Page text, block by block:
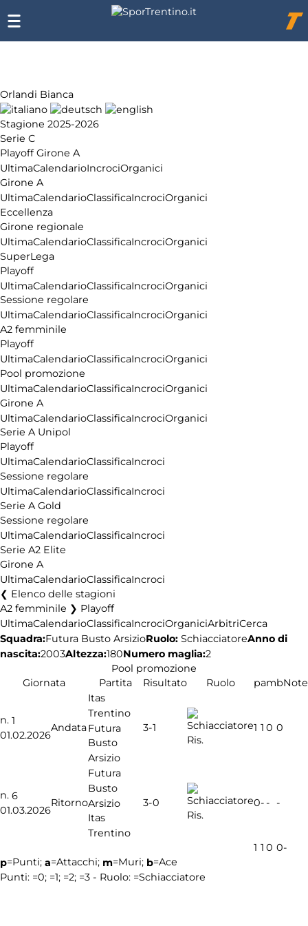
Orlandi Bianca
Stagione 2025-2026
Serie C
Playoff Girone A
UltimaCalendarioIncrociOrganici
Girone A
UltimaCalendarioClassificaIncrociOrganici
Eccellenza
Girone regionale
UltimaCalendarioClassificaIncrociOrganici
SuperLega
Playoff
UltimaCalendarioClassificaIncrociOrganici
Sessione regolare
UltimaCalendarioClassificaIncrociOrganici
A2 femminile
Playoff
UltimaCalendarioClassificaIncrociOrganici
Pool promozione
UltimaCalendarioClassificaIncrociOrganici
Girone A
UltimaCalendarioClassificaIncrociOrganici
Serie A Unipol
Playoff
UltimaCalendarioClassificaIncroci
Sessione regolare
UltimaCalendarioClassificaIncroci
Serie A Gold
Sessione regolare
UltimaCalendarioClassificaIncroci
Serie A2 Elite
Girone A
UltimaCalendarioClassificaIncroci
Elenco delle stagioni
A2 femminile ❯ Playoff
UltimaCalendarioClassificaIncrociOrganiciArbitriCerca
Squadra:Futura Busto ArsizioRuolo: SchiacciatoreAnno di
nascita:2003Altezza:180Numero maglia:2
Pool promozione
Giornata
Partita Risultato Ruolo pambNote
n. 1
01.02.2026
Andata
Itas
Trentino
Futura
Busto
Arsizio
3-1
Ris.
1 1 0 0
n. 6
01.03.2026
Ritorno
Futura
Busto
Arsizio
Itas
Trentino
3-0
Ris.
0- - -
1 1 0 0-
p=Punti; a=Attacchi; m=Muri; b=Ace
Punti: =0; =1; =2; =3 - Ruolo: =Schiacciatore
Chi
siamo
Affiliazione